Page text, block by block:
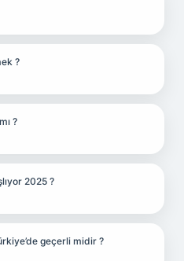
?
?
2025 ?
geçerli midir ?